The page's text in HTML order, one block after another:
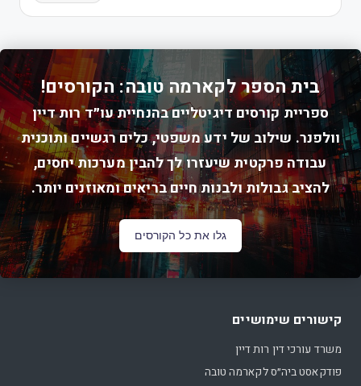
בית הספר לקארמה טובה: הקורסים!
ספריית קורסים דיגיטליים בהנחיית עו״ד רות דיין
וולפנר. שילוב של ידע משפטי, כלים רגשיים ותוכנית
עבודה פרקטית שיעזרו לך להבין מערכות יחסים,
להציב גבולות ולבנות חיים בריאים ומאוזנים יותר.
גלו את כל הקורסים
קישורים שימושיים
משרד עורכי דין רות דיין
פודקאסט ביה״ס לקארמה טובה